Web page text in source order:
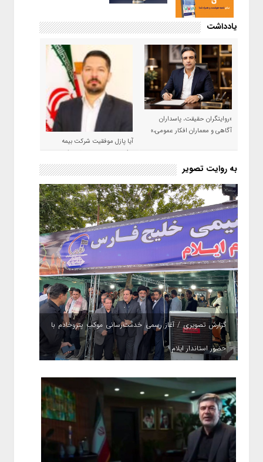
یادداشت
«روایتگران حقیقت، پاسداران
آگاهی و معماران افکار عمومی،»
آیا پازل موفقیت شرکت بیمه
حکمت صبا در سال ۱۴۰۵ کامل می
شود؟!
به روایت تصویر
گزارش تصویری / آغاز رسمی خدمت‌رسانی موکب پتروخادم با
حضور استاندار ایلام